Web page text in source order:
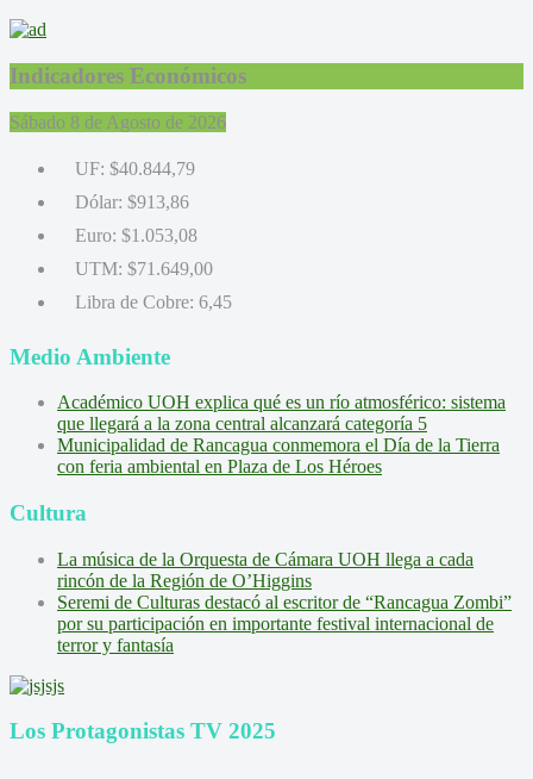
Indicadores Económicos
Sábado 8 de Agosto de 2026
UF: $40.844,79
Dólar: $913,86
Euro: $1.053,08
UTM: $71.649,00
Libra de Cobre: 6,45
Medio Ambiente
Académico UOH explica qué es un río atmosférico: sistema
que llegará a la zona central alcanzará categoría 5
Municipalidad de Rancagua conmemora el Día de la Tierra
con feria ambiental en Plaza de Los Héroes
Cultura
La música de la Orquesta de Cámara UOH llega a cada
rincón de la Región de O’Higgins
Seremi de Culturas destacó al escritor de “Rancagua Zombi”
por su participación en importante festival internacional de
terror y fantasía
Los Protagonistas TV 2025